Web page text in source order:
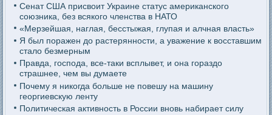
Сенат США присвоит Украине статус американского
союзника, без всякого членства в НАТО
«Мерзейшая, наглая, бесстыжая, глупая и алчная власть»
Я был поражен до растерянности, а уважение к восставшим
стало безмерным
Правда, господа, все-таки всплывет, и она гораздо
страшнее, чем вы думаете
Почему я никогда больше не повешу на машину
георгиевскую ленту
Политическая активность в России вновь набирает силу